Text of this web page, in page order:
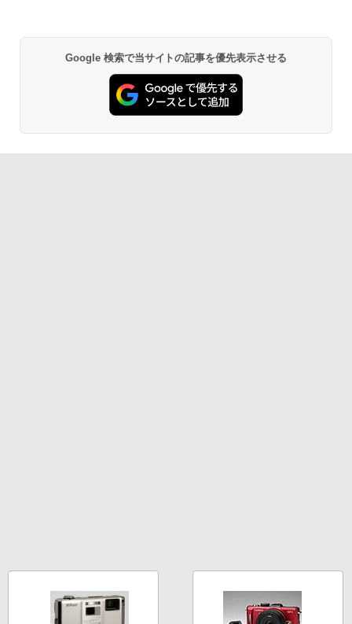
Google 検索で当サイトの記事を優先表示させる